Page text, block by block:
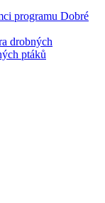
programu Dobré
drobných
ptáků